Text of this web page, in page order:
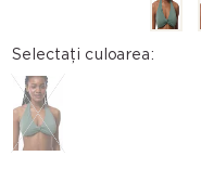
Selectați culoarea: